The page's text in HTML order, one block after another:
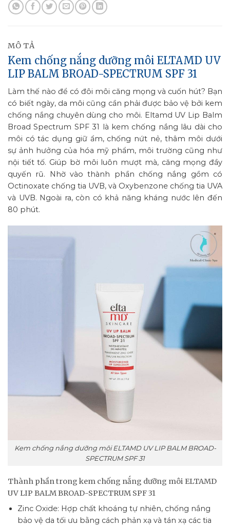
MÔ TẢ
Kem chống nắng dưỡng môi ELTAMD UV
LIP BALM BROAD-SPECTRUM SPF 31
Làm thế nào để có đôi môi căng mọng và cuốn hút? Bạn
có biết ngày, da môi cũng cần phải được bảo vệ bởi kem
chống nắng chuyên dùng cho môi. Eltamd UV Lip Balm
Broad Spectrum SPF 31 là kem chống nắng lâu dài cho
môi có tác dụng giữ ẩm, chống nứt nẻ, thâm môi dưới
sự ảnh hưởng của hóa mỹ phẩm, môi trường cũng như
nội tiết tố. Giúp bờ môi luôn mượt mà, căng mọng đầy
quyến rũ. Nhờ vào thành phần chống nắng gồm có
Octinoxate chống tia UVB, và Oxybenzone chống tia UVA
và UVB. Ngoài ra, còn có khả năng kháng nước lên đến
80 phút.
Kem chống nắng dưỡng môi ELTAMD UV LIP BALM BROAD-
SPECTRUM SPF 31
Thành phần trong kem chống nắng dưỡng môi ELTAMD
UV LIP BALM BROAD-SPECTRUM SPF 31
Zinc Oxide: Hợp chất khoáng tự nhiên, chống nắng
bảo vệ da tối ưu bằng cách phản xạ và tán xạ các tia